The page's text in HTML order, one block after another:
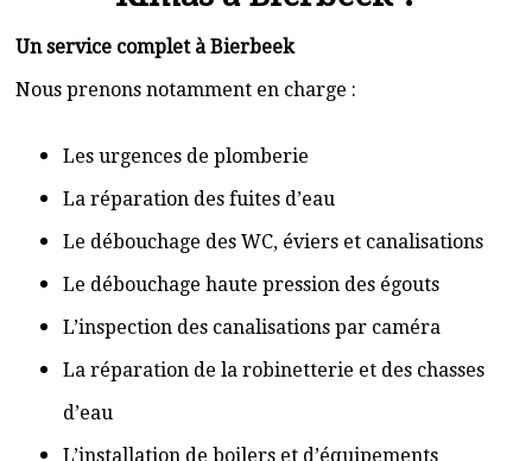
Un service complet à Bierbeek
Nous prenons notamment en charge :
Les urgences de plomberie
La réparation des fuites d’eau
Le débouchage des WC, éviers et canalisations
Le débouchage haute pression des égouts
L’inspection des canalisations par caméra
La réparation de la robinetterie et des chasses
d’eau
L’installation de boilers et d’équipements